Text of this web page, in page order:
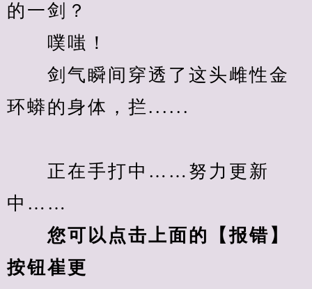
的一剑？
噗嗤！
剑气瞬间穿透了这头雌性金
环蟒的身体，拦......
正在手打中……努力更新
中……
您可以点击上面的【报错】
按钮崔更